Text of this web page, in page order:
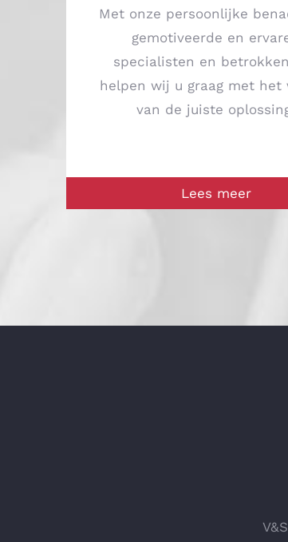
Met onze persoonlijke
gemotiveerde en
specialisten en
helpen wij u graag met het
van de juiste
Lees meer